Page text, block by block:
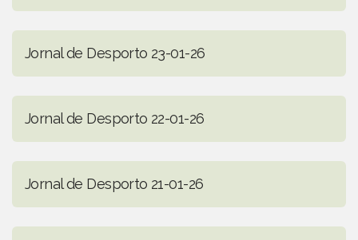
Jornal de Desporto 23-01-26
Jornal de Desporto 22-01-26
Jornal de Desporto 21-01-26